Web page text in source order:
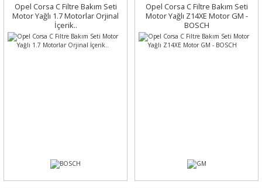
Opel Corsa C Filtre Bakım Seti
Motor Yağlı 1.7 Motorlar Orjinal
İçerik..
Opel Corsa C Filtre Bakım Seti
Motor Yağlı Z14XE Motor GM -
BOSCH